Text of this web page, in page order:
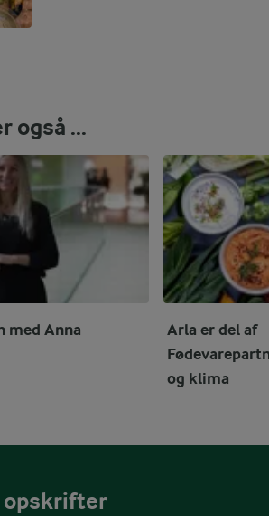
også ...
med Anna
Arla er del af
og klima
opskrifter